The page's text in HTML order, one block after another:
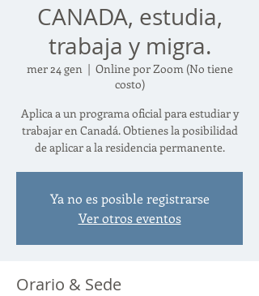
CANADA, estudia,
trabaja y migra.
mer 24 gen
  |
Online por Zoom (No tiene
costo)
Aplica a un programa oficial para estudiar y
trabajar en Canadá. Obtienes la posibilidad
de aplicar a la residencia permanente.
Ya no es posible registrarse
Ver otros eventos
Orario & Sede